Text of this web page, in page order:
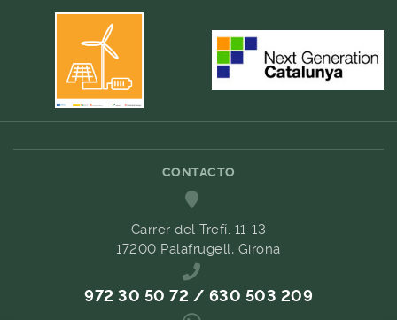
CONTACTO
Carrer del Trefí. 11-13
17200 Palafrugell, Girona
972 30 50 72 / 630 503 209